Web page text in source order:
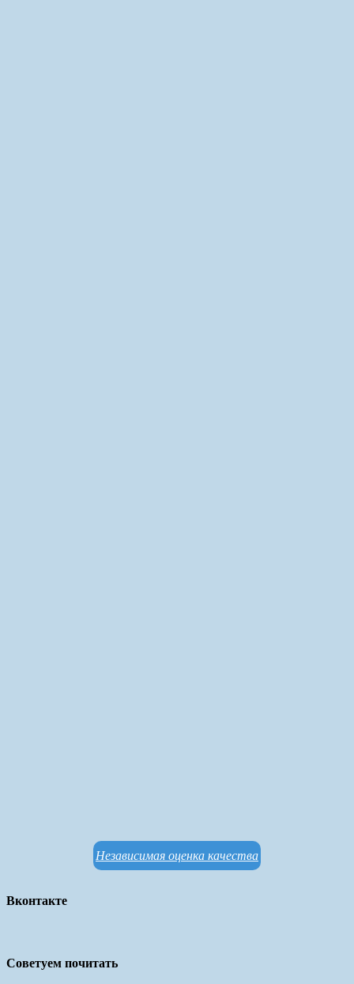
Независимая оценка качества
Вконтакте
Советуем почитать